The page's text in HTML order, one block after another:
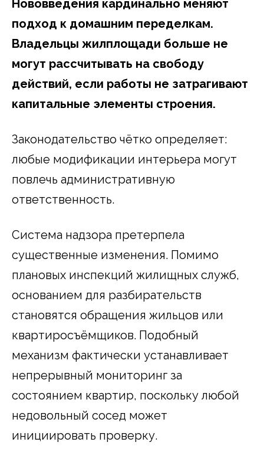
Нововведения кардинально меняют
подход к домашним переделкам.
Владельцы жилплощади больше не
могут рассчитывать на свободу
действий, если работы не затрагивают
капитальные элементы строения.
Законодательство чётко определяет:
любые модификации интерьера могут
повлечь административную
ответственность.
Система надзора претерпела
существенные изменения. Помимо
плановых инспекций жилищных служб,
основанием для разбирательств
становятся обращения жильцов или
квартиросъёмщиков. Подобный
механизм фактически устанавливает
непрерывный мониторинг за
состоянием квартир, поскольку любой
недовольный сосед может
инициировать проверку.